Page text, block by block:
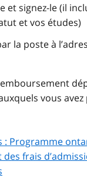
et signez-le (il
et vos études)
la poste à
vous
: Programme
frais